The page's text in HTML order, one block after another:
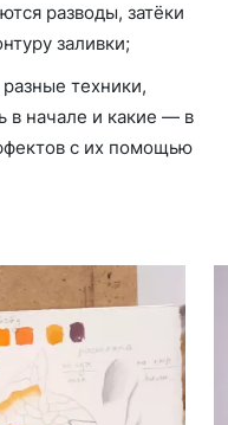
разводы, затёки
заливки;
техники,
в начале и какие — в
с их помощью